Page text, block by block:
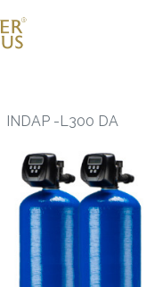
INDAP -L300 DA